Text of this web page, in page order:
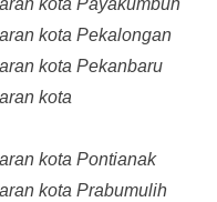
kota Payakumbuh
kota Pekalongan
kota Pekanbaru
kota
kota Pontianak
kota Prabumulih